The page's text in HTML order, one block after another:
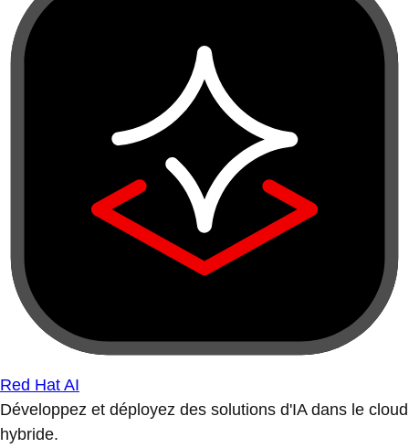
Red Hat AI
Développez et déployez des solutions d'IA dans le cloud
hybride.